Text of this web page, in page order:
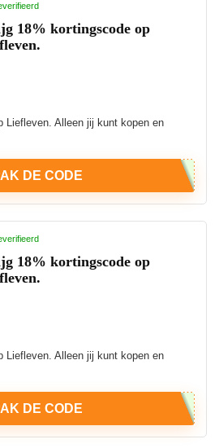
18% kortingscode op
Liefleven. Alleen jij kunt kopen en
DE CODE
18% kortingscode op
Liefleven. Alleen jij kunt kopen en
DE CODE